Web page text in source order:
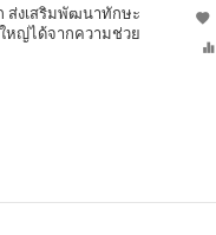
ส่งเสริมพัฒนาทักษะ
หญ่ได้จากความช่วย